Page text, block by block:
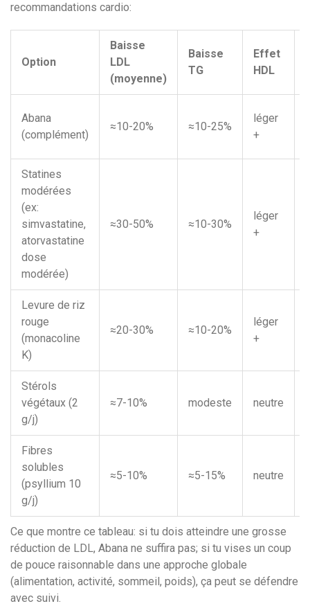
recommandations cardio:
Option
Baisse
LDL
(moyenne)
Baisse
TG
Effet
HDL
Abana
(complément)
≈10-20% ≈10-25%
léger
+
Statines
modérées
(ex:
simvastatine,
atorvastatine
dose
modérée)
≈30-50% ≈10-30%
léger
+
Levure de riz
rouge
(monacoline
K)
≈20-30% ≈10-20%
léger
+
Stérols
végétaux (2
g/j)
≈7-10% modeste neutre
Fibres
solubles
(psyllium 10
g/j)
≈5-10% ≈5-15% neutre
Ce que montre ce tableau: si tu dois atteindre une grosse
réduction de LDL, Abana ne suffira pas; si tu vises un coup
de pouce raisonnable dans une approche globale
(alimentation, activité, sommeil, poids), ça peut se défendre
avec suivi.